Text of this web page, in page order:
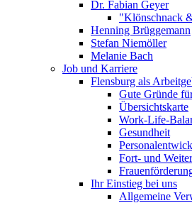
Dr. Fabian Geyer
"Klönschnack
Henning Brüggemann
Stefan Niemöller
Melanie Bach
Job und Karriere
Flensburg als
Gute Gründe
Übersichtskarte
Work-Life-
Gesundheit
Fort- und
Ihr Einstieg bei uns
Allgemeine